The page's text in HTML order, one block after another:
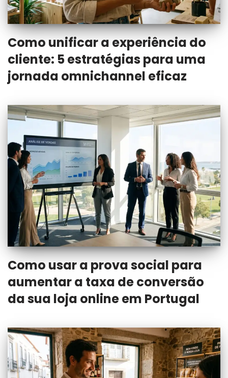
Como unificar a experiência do
cliente: 5 estratégias para uma
jornada omnichannel eficaz
Como usar a prova social para
aumentar a taxa de conversão
da sua loja online em Portugal